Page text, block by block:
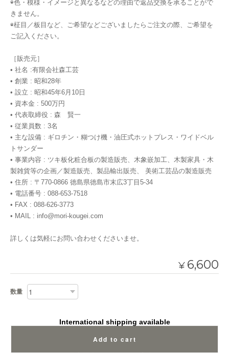
◉色・模様・イメージと異なるなどの理由で返品交換を承ることがで
きません。
◉柾目／板目など、ご希望などございましたらご注文の際、ご希望を
ご記入ください。
［販売元］
• 社名 :有限会社森工芸
• 創業 : 昭和28年
• 設立 : 昭和45年6月10日
• 資本金 : 500万円
• 代表取締役 : 森 賢一
• 従業員数 : 3名
• 主な設備 : ギロチン・糊つけ機・油圧式ホットプレス・ワイドベル
トサンダー
• 事業内容 : ツキ板化粧合板の製造販売、木象嵌加工、木製家具・木
製雑貨等の企画／製造販売、製品輸出販売、 美術工芸品の製造販売
• 住所 : 〒770-0866 徳島県徳島市末広3丁目5-34
• 電話番号 : 088-653-7518
• FAX : 088-626-3773
• MAIL : info@mori-kougei.com
詳しくは気軽にお問い合わせくださいませ。
¥ 6,600
数量
International shipping available
Add to cart